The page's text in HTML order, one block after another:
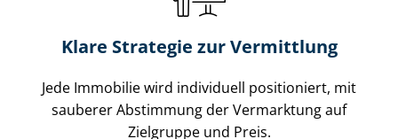
Klare Strategie zur Vermittlung
Jede Immobilie wird individuell positioniert, mit
sauberer Abstimmung der Vermarktung auf
Zielgruppe und Preis.